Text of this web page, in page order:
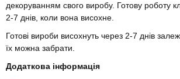
декоруванням свого виробу. Готову роботу
2-7 днів, коли вона висохне.
Готові вироби висохнуть через 2-7 днів
їх можна забрати.
Додаткова інформація